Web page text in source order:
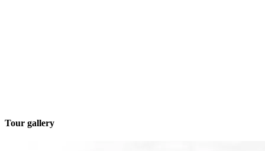
Tour gallery